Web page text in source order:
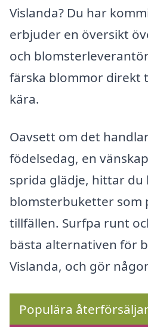
Vislanda? Du har
erbjuder en översikt
och
färska blommor direkt
kära.
Oavsett om det
födelsedag, en
sprida glädje, hittar du
blomsterbuketter som
tillfällen. Surfpa runt
bästa alternativen för
Vislanda, och gör
Populära